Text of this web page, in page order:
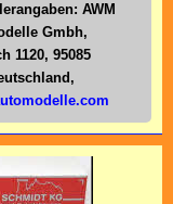
AWM
Gmbh,
1120, 95085
and,